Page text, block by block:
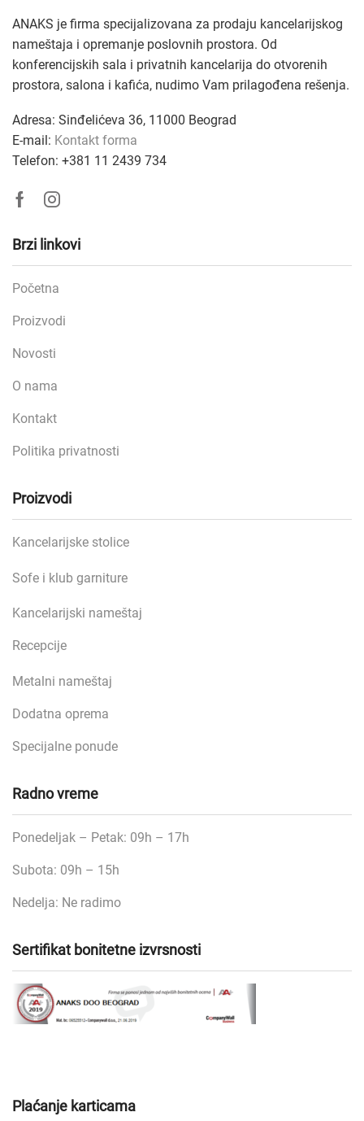
ANAKS je firma specijalizovana za prodaju kancelarijskog
nameštaja i opremanje poslovnih prostora. Od
konferencijskih sala i privatnih kancelarija do otvorenih
prostora, salona i kafića, nudimo Vam prilagođena rešenja.
Adresa: Sinđelićeva 36, 11000 Beograd
E-mail: Kontakt forma
Telefon: +381 11 2439 734
FacebookInstagram
Brzi linkovi
Početna
Proizvodi
Novosti
O nama
Kontakt
Politika privatnosti
Proizvodi
Kancelarijske stolice
Sofe i klub garniture
Kancelarijski nameštaj
Recepcije
Metalni nameštaj
Dodatna oprema
Specijalne ponude
Radno vreme
Ponedeljak – Petak: 09h – 17h
Subota: 09h – 15h
Nedelja: Ne radimo
Sertifikat bonitetne izvrsnosti
Plaćanje karticama